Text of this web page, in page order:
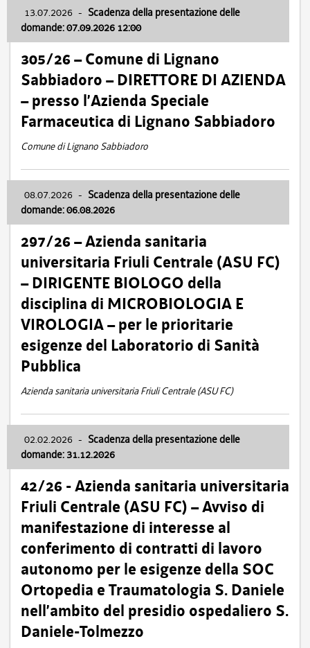
13.07.2026 - Scadenza della presentazione delle
domande: 07.09.2026 12:00
305/26 – Comune di Lignano
Sabbiadoro – DIRETTORE DI AZIENDA
– presso l’Azienda Speciale
Farmaceutica di Lignano Sabbiadoro
Comune di Lignano Sabbiadoro
08.07.2026 - Scadenza della presentazione delle
domande: 06.08.2026
297/26 – Azienda sanitaria
universitaria Friuli Centrale (ASU FC)
– DIRIGENTE BIOLOGO della
disciplina di MICROBIOLOGIA E
VIROLOGIA – per le prioritarie
esigenze del Laboratorio di Sanità
Pubblica
Azienda sanitaria universitaria Friuli Centrale (ASU FC)
02.02.2026 - Scadenza della presentazione delle
domande: 31.12.2026
42/26 - Azienda sanitaria universitaria
Friuli Centrale (ASU FC) – Avviso di
manifestazione di interesse al
conferimento di contratti di lavoro
autonomo per le esigenze della SOC
Ortopedia e Traumatologia S. Daniele
nell’ambito del presidio ospedaliero S.
Daniele-Tolmezzo